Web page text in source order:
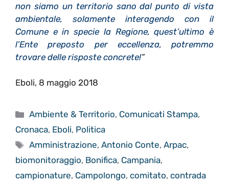
non siamo un territorio sano dal punto di vista
ambientale, solamente interagendo con il
Comune e in specie la Regione, quest’ultimo è
l’Ente preposto per eccellenza, potremmo
trovare delle risposte concrete!”
Eboli, 8 maggio 2018
Categorie
Ambiente & Territorio, Comunicati Stampa,
Cronaca, Eboli, Politica
Tag
Amministrazione,Antonio Conte,Arpac,
biomonitoraggio, Bonifica, Campania,
campionature, Campolongo, comitato, contrada